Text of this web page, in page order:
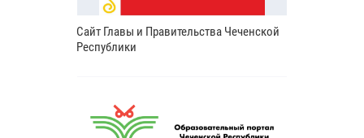
Сайт Главы и Правительства Чеченской
Республики